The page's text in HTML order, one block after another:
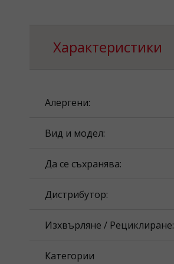
Характеристики
Алергени:
Вид и модел:
Да се съхранява:
Дистрибутор:
Изхвърляне / Рециклиране:
Категории